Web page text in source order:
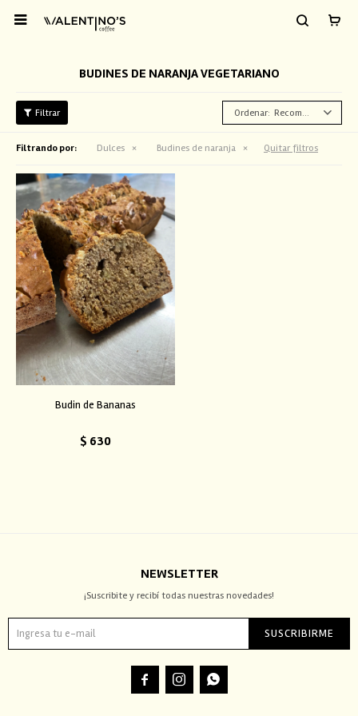

BUDINES DE NARANJA VEGETARIANO
Recomendados
Filtrando por: Dulces Budines de naranja Quitar filtros
Budin de Bananas
$ 630
NEWSLETTER
¡Suscribite y recibí todas nuestras novedades!
SUSCRIBIRME
  